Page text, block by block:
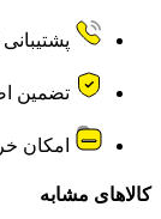
پشتیبانی تا ۱۲ شب، حتی
تضمین
امکان
کالاهای مشابه